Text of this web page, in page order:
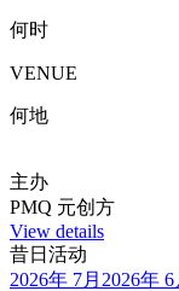
何时
VENUE
何地
主办
PMQ 元创方
View details
昔日活动
2026年 7月 2026年 6